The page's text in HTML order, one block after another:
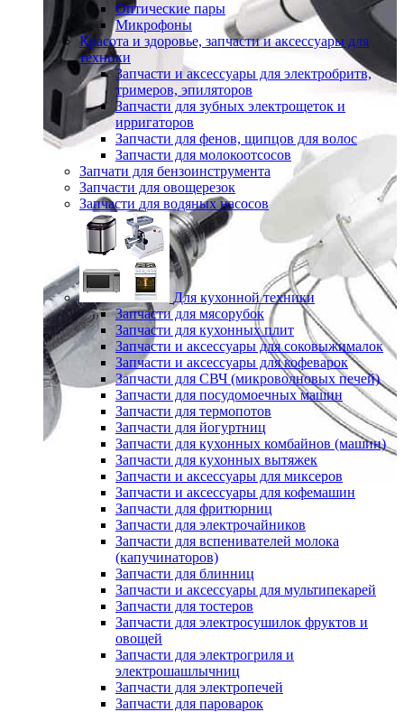
Оптические пары
Микрофоны
Красота и здоровье, запчасти и аксессуары для
техники
Запчасти и аксессуары для электробритв,
тримеров, эпиляторов
Запчасти для зубных электрощеток и
ирригаторов
Запчасти для фенов, щипцов для волос
Запчасти для молокоотсосов
Запчати для бензоинструмента
Запчасти для овощерезок
Запчасти для водяных насосов
Для кухонной техники
Запчасти для мясорубок
Запчасти для кухонных плит
Запчасти и аксессуары для соковыжималок
Запчасти и аксессуары для кофеварок
Запчасти для СВЧ (микроволновых печей)
Запчасти для посудомоечных машин
Запчасти для термопотов
Запчасти для йогуртниц
Запчасти для кухонных комбайнов (машин)
Запчасти для кухонных вытяжек
Запчасти и аксессуары для миксеров
Запчасти и аксессуары для кофемашин
Запчасти для фритюрниц
Запчасти для электрочайников
Запчасти для вспенивателей молока
(капучинаторов)
Запчасти для блинниц
Запчасти и аксессуары для мультипекарей
Запчасти для тостеров
Запчасти для электросушилок фруктов и
овощей
Запчасти для электрогриля и
электрошашлычниц
Запчасти для электропечей
Запчасти для пароварок